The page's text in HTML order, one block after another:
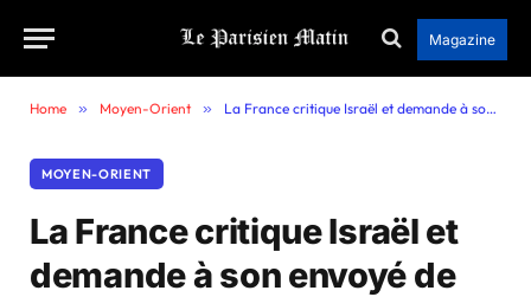
Magazine
Home » Moyen-Orient » La France critique Israël et demande à son envoyé de se tenir à l’écart des médias
MOYEN-ORIENT
La France critique Israël et
demande à son envoyé de